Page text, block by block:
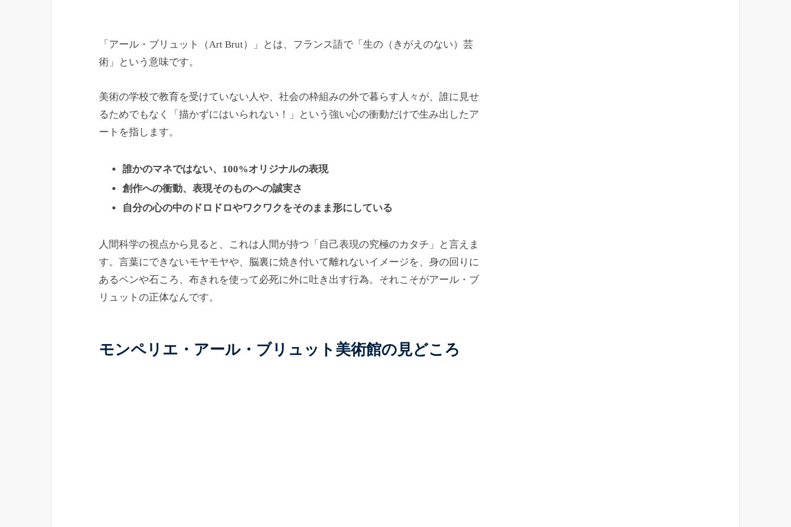
「アール・ブリュット（Art Brut）」とは、フランス語で「生の（きがえのない）芸
術」という意味です。
美術の学校で教育を受けていない人や、社会の枠組みの外で暮らす人々が、誰に見せ
るためでもなく「描かずにはいられない！」という強い心の衝動だけで生み出したア
ートを指します。
誰かのマネではない、100%オリジナルの表現
創作への衝動、表現そのものへの誠実さ
自分の心の中のドロドロやワクワクをそのまま形にしている
人間科学の視点から見ると、これは人間が持つ「自己表現の究極のカタチ」と言えま
す。言葉にできないモヤモヤや、脳裏に焼き付いて離れないイメージを、身の回りに
あるペンや石ころ、布きれを使って必死に外に吐き出す行為。それこそがアール・ブ
リュットの正体なんです。
モンペリエ・アール・ブリュット美術館の見どころ